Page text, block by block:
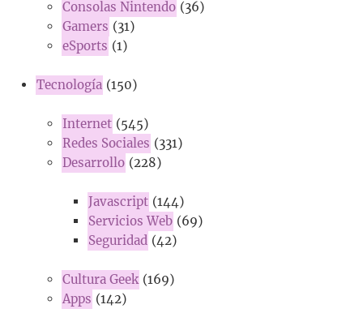
Consolas Nintendo (36)
Gamers (31)
eSports (1)
Tecnología (150)
Internet (545)
Redes Sociales (331)
Desarrollo (228)
Javascript (144)
Servicios Web (69)
Seguridad (42)
Cultura Geek (169)
Apps (142)